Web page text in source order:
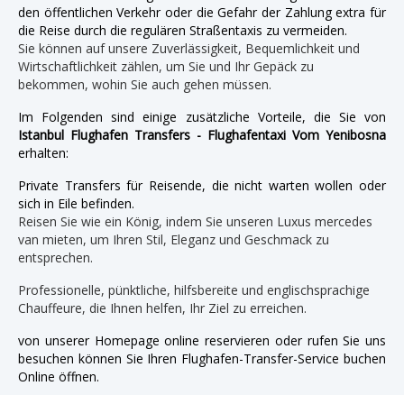
den öffentlichen Verkehr oder die Gefahr der Zahlung extra für
die Reise durch die regulären Straßentaxis zu vermeiden.
Sie können auf unsere Zuverlässigkeit, Bequemlichkeit und
Wirtschaftlichkeit zählen, um Sie und Ihr Gepäck zu
bekommen, wohin Sie auch gehen müssen.
Im Folgenden sind einige zusätzliche Vorteile, die Sie von
Istanbul Flughafen Transfers - Flughafentaxi Vom Yenibosna
erhalten:
Private Transfers für Reisende, die nicht warten wollen oder
sich in Eile befinden.
Reisen Sie wie ein König, indem Sie unseren Luxus mercedes
van mieten, um Ihren Stil, Eleganz und Geschmack zu
entsprechen.
Professionelle, pünktliche, hilfsbereite und englischsprachige
Chauffeure, die Ihnen helfen, Ihr Ziel zu erreichen.
von unserer Homepage online reservieren oder rufen Sie uns
besuchen können Sie Ihren Flughafen-Transfer-Service buchen
Online öffnen.